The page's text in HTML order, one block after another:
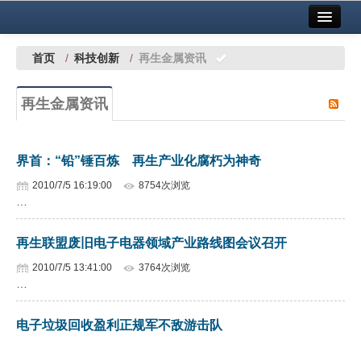
中国有色金属报社主办 广告服务
铜镍铅锌
稀有稀土
科技
首页 / 科技创新 / 再生金属资讯
再生金属资讯
界首：“铅”锤百炼 再生产业化腐朽为神奇
2010/7/5 16:19:00 8754次浏览
再生联盟废旧电子电器领域产业路线图会议召开
2010/7/5 13:41:00 3764次浏览
电子垃圾回收盈利正规军不敌游击队